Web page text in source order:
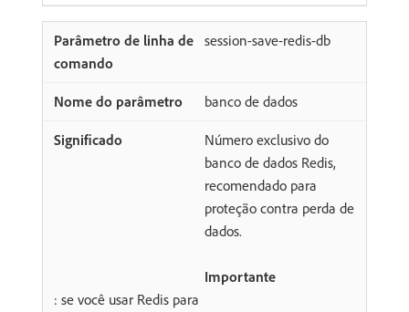
session-save-redis-db
banco de dados
Número exclusivo do
banco de dados Redis,
recomendado para
proteção contra perda de
dados.
Importante
: se você usar Redis para